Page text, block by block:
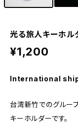
光る旅人キーホル
¥1,200
International
台湾新竹でのグルー
キーホルダーです。